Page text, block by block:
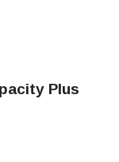
Plus